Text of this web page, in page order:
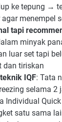
ke tepung →
menempel
tapi
minyak
luar set tapi
dan tiriskan
IQF: Tata
selama 2
Individual
satu sama